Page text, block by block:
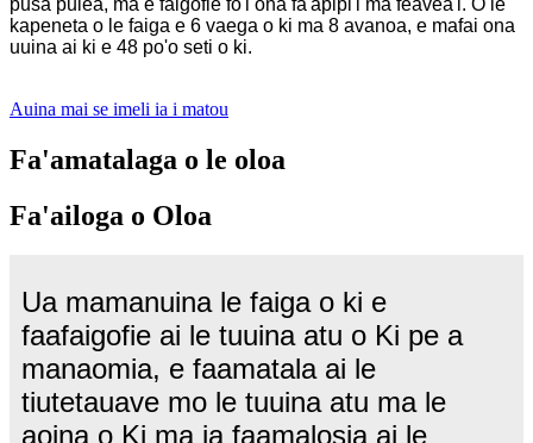
kapeneta o le faiga e 6 vaega o ki ma 8 avanoa, e mafai ona
uuina ai ki e 48 po'o seti o ki.
Auina mai se imeli ia i matou
Fa'amatalaga o le oloa
Fa'ailoga o Oloa
Ua mamanuina le faiga o ki e
faafaigofie ai le tuuina atu o Ki pe a
manaomia, e faamatala ai le
tiutetauave mo le tuuina atu ma le
aoina o Ki ma ia faamalosia ai le